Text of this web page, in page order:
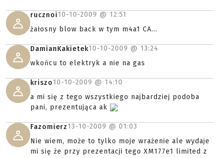
rucznoi10-10-2009 @ 12:51
żałosny blow back w tym m4a1 CA...
DamianKakietek10-10-2009 @ 13:24
wkońcu to elektryk a nie na gas
kriszo10-10-2009 @ 14:10
a mi się z tego wszystkiego najbardziej podoba
pani, prezentująca ak
Fazomierz13-10-2009 @ 01:03
Nie wiem, może to tylko moje wrażenie ale wydaje
mi się że przy prezentacji tego XM177e1 limited z